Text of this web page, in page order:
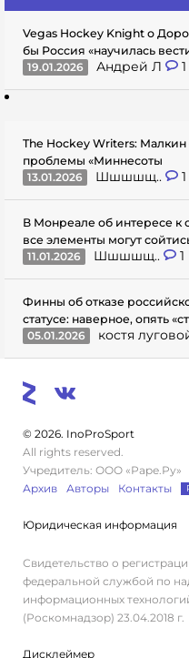
Vegas Hockey Knight о
бы Россия «научилась
19.01.2026
Андрей Л 1
The Hockey Writers:
проблемы «Миннесоты
13.01.2026
Шшшшщ.. 1
В Монреале об интересе к
все элементы могут
11.01.2026
Шшшшщ.. 1
Финны об отказе
статусе: наверное, опять
05.01.2026
костя
© 2026. InoProSport
All rights reserved.
Учредитель: ООО «Раре.Ру»
Архив
Авторы Контакты
Юридическая информация
Свидетельство о
федеральной службой по
информационных
(Роскомнадзор) 23.04.2018 г.
Дисклеймер